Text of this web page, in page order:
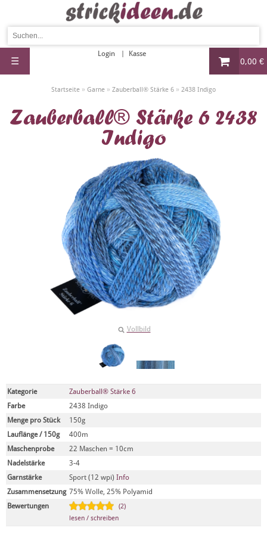
0,00 €
Login Kasse
☰
Startseite » Garne » Zauberball® Stärke 6 » 2438 Indigo
Zauberball® Stärke 6 2438
Indigo
Vollbild
Kategorie
Zauberball® Stärke 6
Farbe
2438 Indigo
Menge pro Stück
150g
Lauflänge / 150g
400m
Maschenprobe
22 Maschen = 10cm
Nadelstärke
3-4
Garnstärke
Sport (12 wpi) Info
Zusammensetzung 75% Wolle, 25% Polyamid
Bewertungen
(2)
lesen / schreiben